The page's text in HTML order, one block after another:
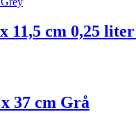
11,5 cm 0,25
37 cm Grå